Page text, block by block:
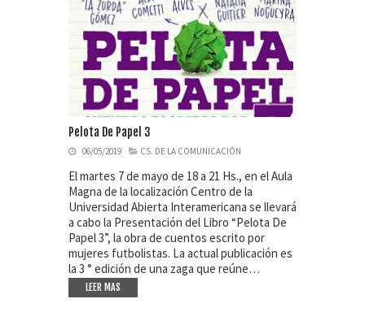
Pelota De Papel 3
06/05/2019 CS. DE LA COMUNICACIÓN
El martes 7 de mayo de 18 a 21 Hs., en el Aula
Magna de la localización Centro de la
Universidad Abierta Interamericana se llevará
a cabo la Presentación del Libro “Pelota De
Papel 3”, la obra de cuentos escrito por
mujeres futbolistas. La actual publicación es
la 3 ° edición de una zaga que reúne…
LEER MAS